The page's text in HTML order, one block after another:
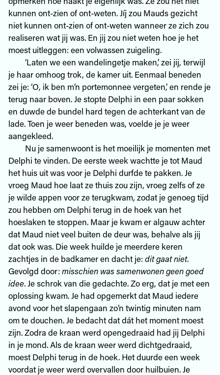
kunnen ont-zien of ont-weten. Jíj zou Mauds gezicht
niet kunnen ont-zien of ont-weten wanneer ze zich zou
realiseren wat jij was. En jij zou niet weten hoe je het
moest uitleggen: een volwassen zuigeling.
‘Laten we een wandelingetje maken,’ zei jij, terwijl
je haar omhoog trok, de kamer uit. Eenmaal beneden
zei je: ‘O, ik ben m’n portemonnee vergeten,’ en rende je
terug naar boven. Je stopte Delphi in een paar sokken
en duwde de bundel hard tegen de achterkant van de
lade. Toen je weer beneden was, voelde je je weer
aangekleed.
Nu je samenwoont is het moeilijk je momenten met
Delphi te vinden. De eerste week wachtte je tot Maud
het huis uit was voor je Delphi durfde te pakken. Je
vroeg Maud hoe laat ze thuis zou zijn, vroeg zelfs of ze
je wilde appen voor ze terugkwam, zodat je genoeg tijd
zou hebben om Delphi terug in de hoek van het
hoeslaken te stoppen. Maar je kwam er algauw achter
dat Maud niet veel buiten de deur was, behalve als jij
dat ook was. Die week huilde je meerdere keren
zachtjes in de badkamer en dacht je: dit gaat niet.
Gevolgd door: misschien was samenwonen geen goed
idee. Je schrok van die gedachte. Zo erg, dat je met een
oplossing kwam. Je had opgemerkt dat Maud iedere
avond voor het slapengaan zo’n twintig minuten nam
om te douchen. Je bedacht dat dát het moment moest
zijn. Zodra de kraan werd opengedraaid had jij Delphi
in je mond. Als de kraan weer werd dichtgedraaid,
moest Delphi terug in de hoek. Het duurde een week
voordat je weer werd overvallen door huilbuien. Je